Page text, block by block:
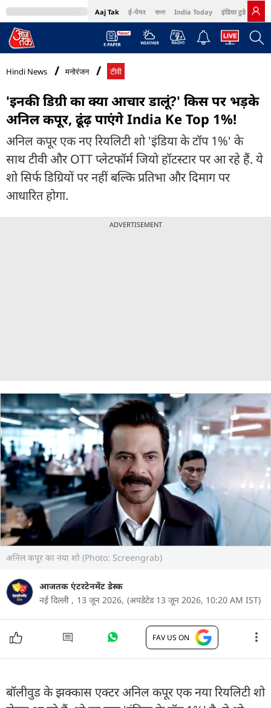
Aaj Tak ई-पेपर বাংলা India Today इंडिया टुडे हिंदी
MumbaiTak Cosmopolitan Harper's Bazaar Northeast
Hindi News मनोरंजन टीवी
'इनकी डिग्री का क्या आचार डालूं?' किस पर भड़के
अनिल कपूर, ढूंढ़ पाएंगे India Ke Top 1%!
अनिल कपूर एक नए रियलिटी शो 'इंडिया के टॉप 1%' के
साथ टीवी और OTT प्लेटफॉर्म जियो हॉटस्टार पर आ रहे हैं. ये
शो सिर्फ डिग्रियों पर नहीं बल्कि प्रतिभा और दिमाग पर
आधारित होगा.
ADVERTISEMENT
अनिल कपूर का नया शो (Photo: Screengrab)
आजतक एंटरटेनमेंट डेस्क
नई दिल्ली , 13 जून 2026, (अपडेटेड 13 जून 2026, 10:20 AM IST)
FAV US ON
बॉलीवुड के झक्कास एक्टर अनिल कपूर एक नया रियलिटी शो